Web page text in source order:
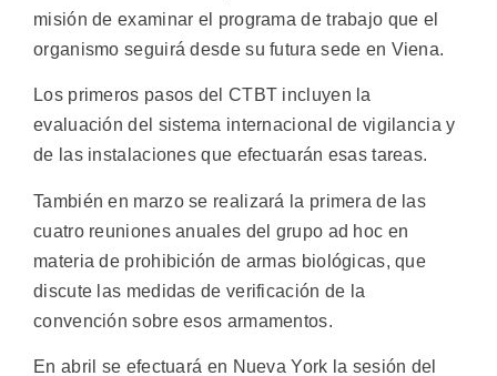
misión de examinar el programa de trabajo que el
organismo seguirá desde su futura sede en Viena.
Los primeros pasos del CTBT incluyen la
evaluación del sistema internacional de vigilancia y
de las instalaciones que efectuarán esas tareas.
También en marzo se realizará la primera de las
cuatro reuniones anuales del grupo ad hoc en
materia de prohibición de armas biológicas, que
discute las medidas de verificación de la
convención sobre esos armamentos.
En abril se efectuará en Nueva York la sesión del